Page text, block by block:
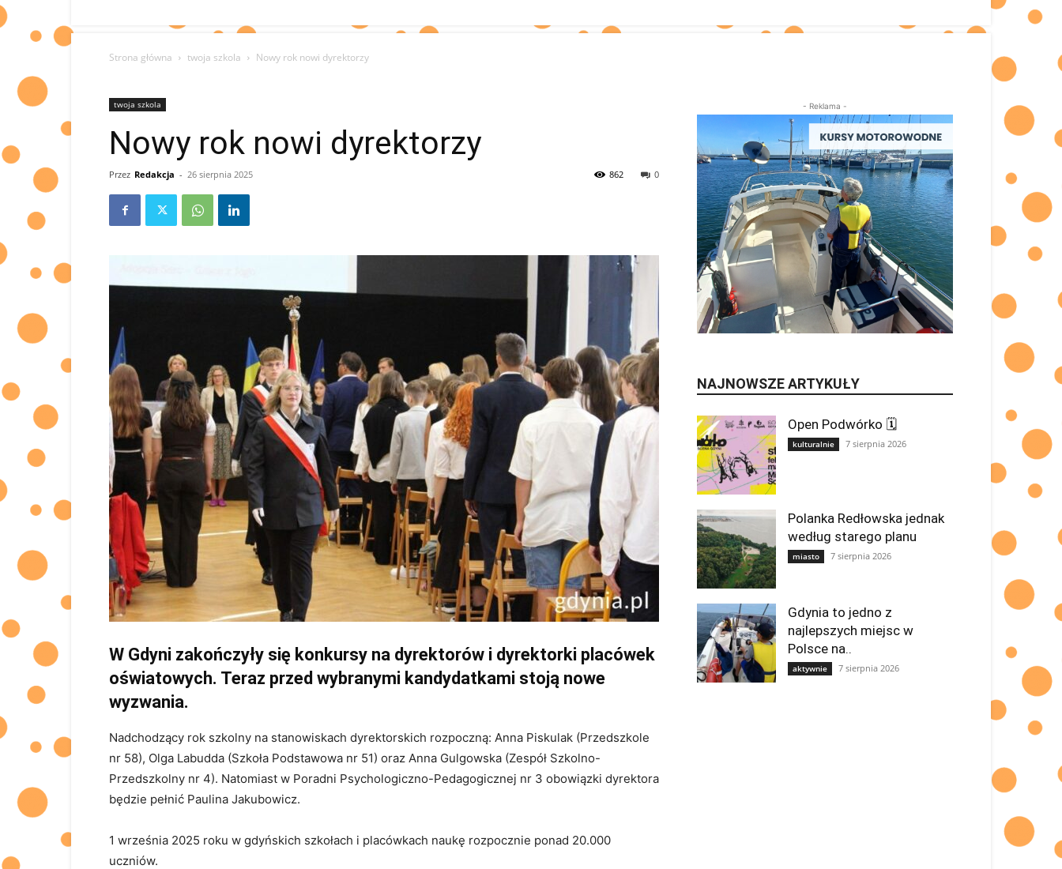
Strona główna twoja szkola Nowy rok nowi dyrektorzy
twoja szkola
Nowy rok nowi dyrektorzy
Przez Redakcja - 26 sierpnia 2025 0
862
W Gdyni zakończyły się konkursy na dyrektorów i dyrektorki placówek
oświatowych. Teraz przed wybranymi kandydatkami stoją nowe
wyzwania.
Nadchodzący rok szkolny na stanowiskach dyrektorskich rozpoczną: Anna Piskulak (Przedszkole
nr 58), Olga Labudda (Szkoła Podstawowa nr 51) oraz Anna Gulgowska (Zespół Szkolno-
Przedszkolny nr 4). Natomiast w Poradni Psychologiczno-Pedagogicznej nr 3 obowiązki dyrektora
będzie pełnić Paulina Jakubowicz.
1 września 2025 roku w gdyńskich szkołach i placówkach naukę rozpocznie ponad 20.000
uczniów.
- Reklama -
NAJNOWSZE ARTYKUŁY
Open Podwórko 🗓
kulturalnie 7 sierpnia 2026
Polanka Redłowska jednak
według starego planu
miasto 7 sierpnia 2026
Gdynia to jedno z
najlepszych miejsc w
Polsce na..
aktywnie 7 sierpnia 2026